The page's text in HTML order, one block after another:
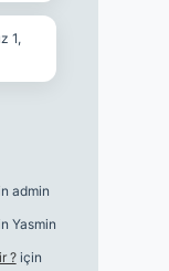
1,
admin
Yasmin
?için